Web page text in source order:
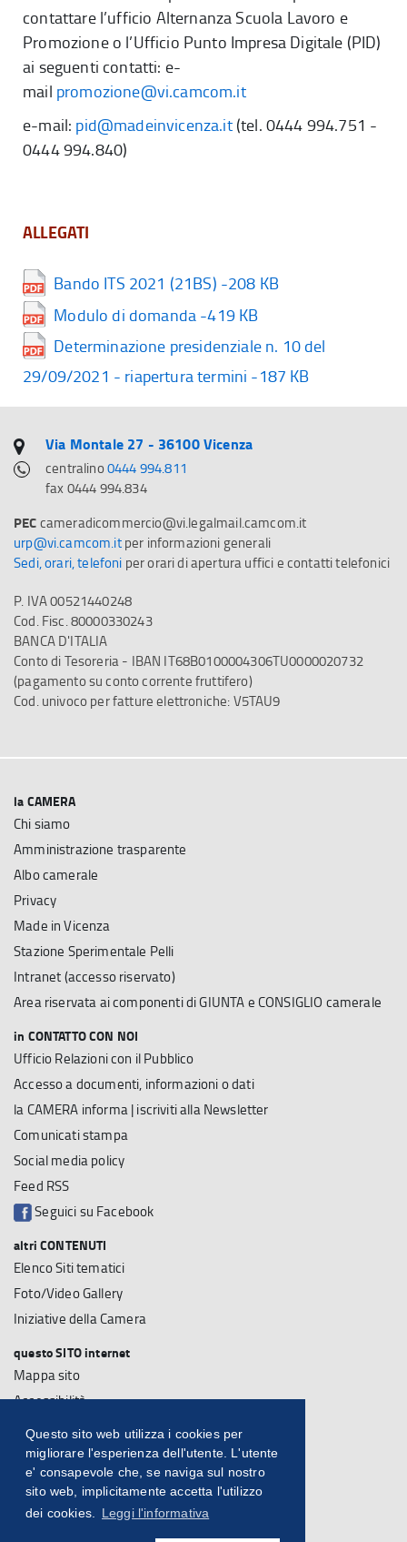
Questo sito web utilizza i cookies per
migliorare l'esperienza dell'utente. L'utente
e' consapevole che, se naviga sul nostro
sito web, implicitamente accetta l'utilizzo
dei cookies.
Leggi l'informativa
contattare l’ufficio Alternanza Scuola Lavoro e
Promozione o l’Ufficio Punto Impresa Digitale (PID)
ai seguenti contatti: e-
mail promozione@vi.camcom.it
e-mail: pid@madeinvicenza.it(tel. 0444 994.751 -
0444 994.840)
ALLEGATI
Bando ITS 2021 (21BS) -208 KB
Modulo di domanda -419 KB
Determinazione presidenziale n. 10 del
29/09/2021 - riapertura termini -187 KB
Via Montale 27 - 36100 Vicenza
centralino0444 994.811
fax 0444 994.834
PECcameradicommercio@vi.legalmail.camcom.it
urp@vi.camcom.itper informazioni generali
Sedi, orari, telefoni per orari di apertura uffici e contatti telefonici
P. IVA 00521440248
Cod. Fisc. 80000330243
BANCA D'ITALIA
Conto di Tesoreria - IBAN IT68B0100004306TU0000020732
(pagamento su conto corrente fruttifero)
Cod. univoco per fatture elettroniche: V5TAU9
la CAMERA
Chi siamo
Amministrazione trasparente
Albo camerale
Privacy
Made in Vicenza
Stazione Sperimentale Pelli
Intranet (accesso riservato)
Area riservata ai componenti di GIUNTA e CONSIGLIO camerale
in CONTATTO CON NOI
Ufficio Relazioni con il Pubblico
Accesso a documenti, informazioni o dati
la CAMERA informa | iscriviti alla Newsletter
Comunicati stampa
Social media policy
Feed RSS
Seguici su Facebook
altri CONTENUTI
Elenco Siti tematici
Foto/Video Gallery
Iniziative della Camera
questo SITO internet
Mappa sito
Accessibilità
Note Legali
Su questo sito
Statistiche sito